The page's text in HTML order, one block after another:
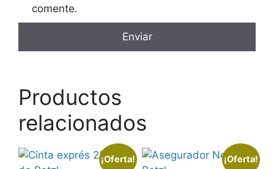
comente.
Productos
relacionados
¡Oferta! ¡Oferta!